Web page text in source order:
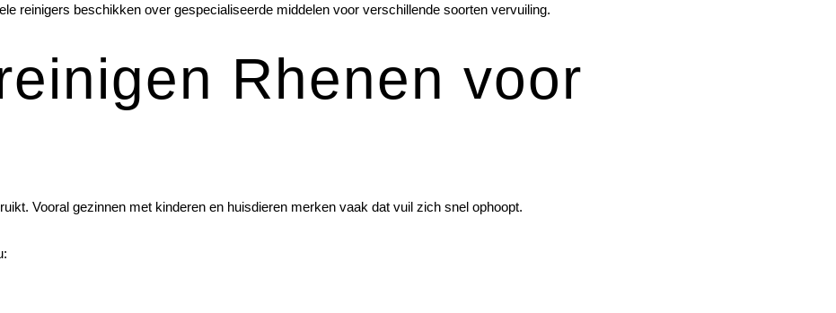
reinigers beschikken over gespecialiseerde middelen voor verschillende soorten vervuiling.
Rhenen voor
Vooral gezinnen met kinderen en huisdieren merken vaak dat vuil zich snel ophoopt.